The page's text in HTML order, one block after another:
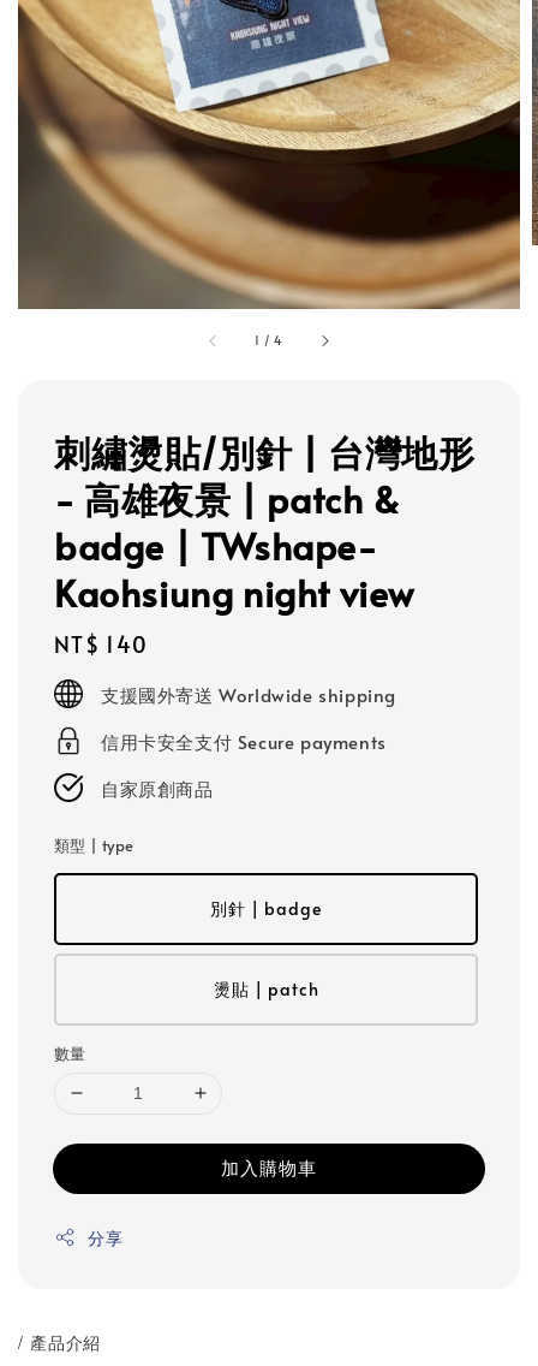
1 /4
刺繡燙貼/別針 | 台灣地形
- 高雄夜景 | patch &
badge | TWshape-
Kaohsiung night view
Regular
price
NT$ 140
支援國外寄送 Worldwide shipping
信用卡安全支付 Secure payments
自家原創商品
類型 | type
別針 | badge
燙貼 | patch
數量
加入購物車
分享
/ 產品介紹